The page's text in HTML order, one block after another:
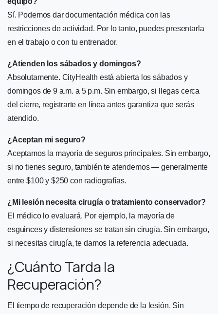
Sí. Podemos dar documentación médica con las
restricciones de actividad. Por lo tanto, puedes presentarla
en el trabajo o con tu entrenador.
¿Atienden los sábados y domingos?
Absolutamente. CityHealth está abierta los sábados y
domingos de 9 a.m. a 5 p.m. Sin embargo, si llegas cerca
del cierre, registrarte en línea antes garantiza que serás
atendido.
¿Aceptan mi seguro?
Aceptamos la mayoría de seguros principales. Sin embargo,
si no tienes seguro, también te atendemos — generalmente
entre $100 y $250 con radiografías.
¿Mi lesión necesita cirugía o tratamiento conservador?
El médico lo evaluará. Por ejemplo, la mayoría de
esguinces y distensiones se tratan sin cirugía. Sin embargo,
si necesitas cirugía, te damos la referencia adecuada.
¿Cuánto Tarda la
Recuperación?
El tiempo de recuperación depende de la lesión. Sin